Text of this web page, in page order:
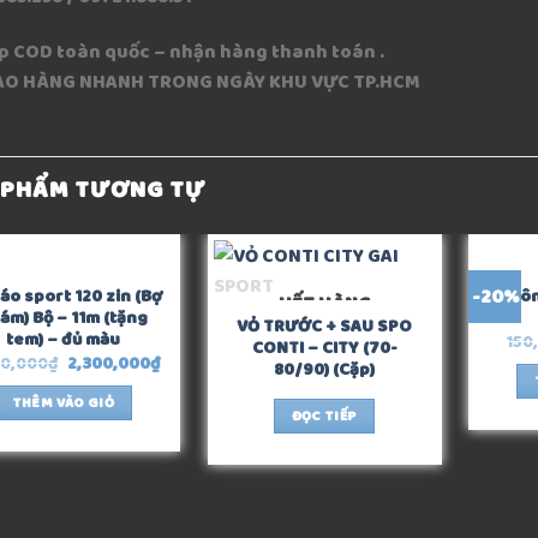
COD toàn quốc – nhận hàng thanh toán .
HÀNG NHANH TRONG NGÀY KHU VỰC TP.HCM
TƯƠNG TỰ
sport 120 zin (Bợ
Bộ – 11m (tặng
tem) – đủ màu
₫ 2,300,000₫
THÊM VÀO GIỎ
HẾT HÀNG
VỎ TRƯỚC + SAU SPO
CONTI – CITY (70-
80/90) (Cặp)
ĐỌC TIẾP
-20%